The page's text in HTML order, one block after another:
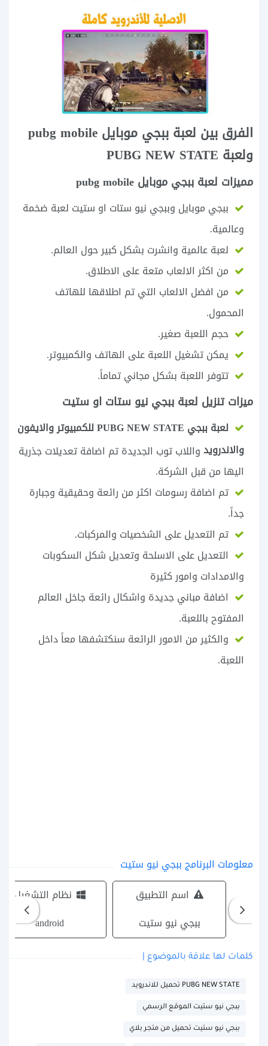
الفرق بين لعبة ببجي موبايل pubg mobile
ولعبة PUBG NEW STATE‏
مميزات لعبة ببجي موبايل pubg mobile
ببجي موبايل وببجي نيو ستات او ستيت لعبة ضخمة
وعالمية.
لعبة عالمية وانشرت بشكل كبير حول العالم.
من اكثر الالعاب متعة على الاطلاق.
من افضل الالعاب التي تم اطلاقها للهاتف
المحمول.
حجم اللعبة صغير.
يمكن تشغيل اللعبة على الهاتف والكمبيوتر.
تتوفر اللعبة بشكل مجاني تماماً.
ميزات تنزيل لعبة ببجي نيو ستات او ستيت
لعبة ببجي PUBG NEW STATE‏ للكمبيوتر والايفون
والاندرويدواللاب توب الجديدة تم اضافة تعديلات جذرية
اليها من قبل الشركة.
تم اضافة رسومات اكثر من رائعة وحقيقية وجبارة
جداً.
تم التعديل على الشخصيات والمركبات.
التعديل على الاسلحة وتعديل شكل السكوبات
والامدادات وامور كثيرة
اضافة مباني جديدة واشكال رائعة جاخل العالم
المفتوح باللعبة.
والكثير من الامور الرائعة سنكتشفها معاً داخل
اللعبة.
معلومات البرنامج ببجي نيو ستيت
اسم التطبيق
ببجي نيو ستيت
نظام التشغيل
android
كلمات لها علاقة بالموضوع |
PUBG NEW STATE تحميل للاندرويد
ببجي نيو ستيت الموقع الرسمي
ببجي نيو ستيت تحميل من متجر بلاي